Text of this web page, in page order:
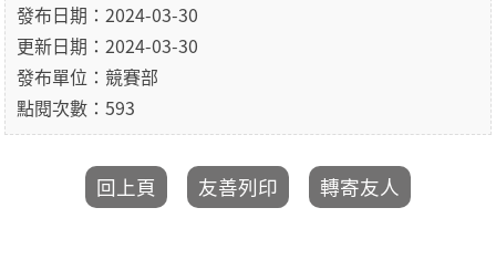
發布日期：2024-03-30
更新日期：2024-03-30
發布單位：競賽部
點閱次數：593